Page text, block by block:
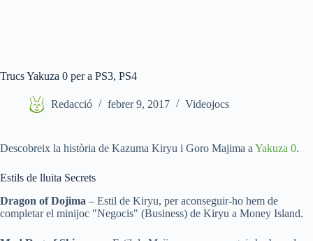
Trucs Yakuza 0 per a PS3, PS4
Redacció febrer 9, 2017 Videojocs
Descobreix la història de Kazuma Kiryu i Goro Majima a Yakuza 0.
Estils de lluita Secrets
Dragon of Dojima – Estil de Kiryu, per aconseguir-ho hem de
completar el minijoc "Negocis" (Business) de Kiryu a Money Island.